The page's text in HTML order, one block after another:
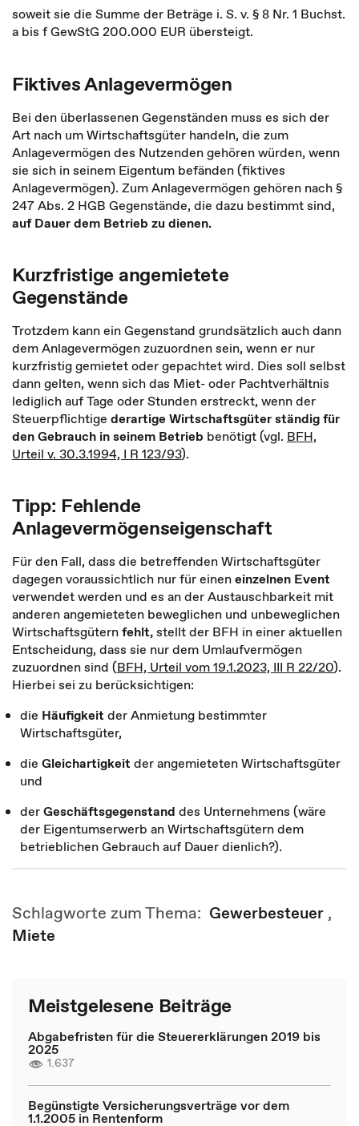
soweit sie die Summe der Beträge i. S. v. § 8 Nr. 1 Buchst.
a bis f GewStG 200.000 EUR übersteigt.
Fiktives Anlagevermögen
Bei den überlassenen Gegenständen muss es sich der
Art nach um Wirtschaftsgüter handeln, die zum
Anlagevermögen des Nutzenden gehören würden, wenn
sie sich in seinem Eigentum befänden (fiktives
Anlagevermögen). Zum Anlagevermögen gehören nach §
247 Abs. 2 HGB Gegenstände, die dazu bestimmt sind,
auf Dauer dem Betrieb zu dienen.
Kurzfristige angemietete
Gegenstände
Trotzdem kann ein Gegenstand grundsätzlich auch dann
dem Anlagevermögen zuzuordnen sein, wenn er nur
kurzfristig gemietet oder gepachtet wird. Dies soll selbst
dann gelten, wenn sich das Miet- oder Pachtverhältnis
lediglich auf Tage oder Stunden erstreckt, wenn der
Steuerpflichtige derartige Wirtschaftsgüter ständig für
den Gebrauch in seinem Betrieb benötigt (vgl. BFH,
Urteil v. 30.3.1994, I R 123/93).
Tipp: Fehlende
Anlagevermögenseigenschaft
Für den Fall, dass die betreffenden Wirtschaftsgüter
dagegen voraussichtlich nur für eineneinzelnen Event
verwendet werden und es an der Austauschbarkeit mit
anderen angemieteten beweglichen und unbeweglichen
Wirtschaftsgüternfehlt,stellt der BFH in einer aktuellen
Entscheidung, dass sie nur dem Umlaufvermögen
zuzuordnen sind (BFH, Urteil vom 19.1.2023, III R 22/20).
Hierbei sei zu berücksichtigen:
die Häufigkeit der Anmietung bestimmter
Wirtschaftsgüter,
die Gleichartigkeit der angemieteten Wirtschaftsgüter
und
derGeschäftsgegenstand des Unternehmens (wäre
der Eigentumserwerb an Wirtschaftsgütern dem
betrieblichen Gebrauch auf Dauer dienlich?).
Schlagworte zum Thema: Gewerbesteuer ,
Miete
Meistgelesene Beiträge
Abgabefristen für die Steuererklärungen 2019 bis
2025
1.637
Begünstigte Versicherungsverträge vor dem
1.1.2005 in Rentenform